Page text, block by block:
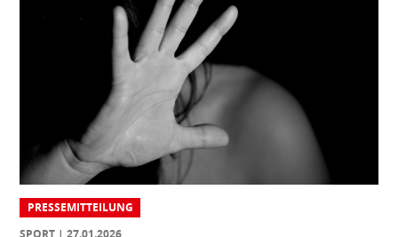
PRESSEMITTEILUNG